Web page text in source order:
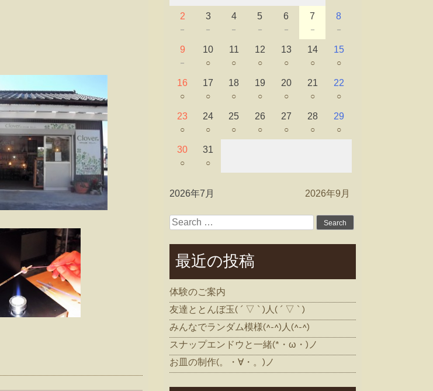
2
－
3
－
4
－
5
－
6
－
7
－
8
－
9
－
10
○
11
○
12
○
13
○
14
○
15
○
16
○
17
○
18
○
19
○
20
○
21
○
22
○
23
○
24
○
25
○
26
○
27
○
28
○
29
○
30
○
31
○
2026年7月 2026年9月
Search
最近の投稿
体験のご案内
友達ととんぼ玉( ´ ▽ ` )人( ´ ▽ ` )
みんなでランダム模様(^-^)人(^-^)
スナップエンドウと一緒(*・ω・)ノ
お皿の制作(。・∀・。)ノ